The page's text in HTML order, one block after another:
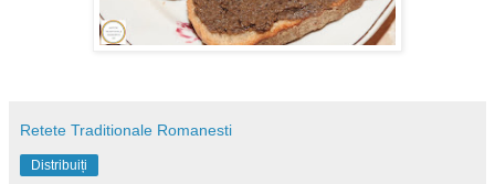
Retete Traditionale Romanesti
Distribuiți